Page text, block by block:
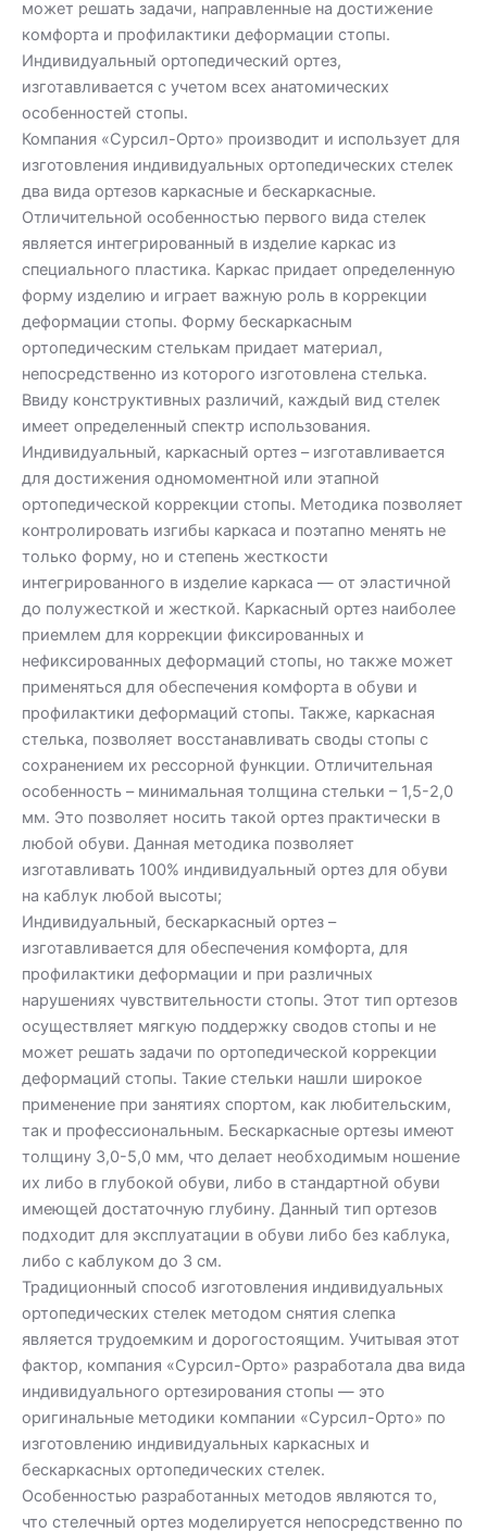
может решать задачи, направленные на достижение
комфорта и профилактики деформации стопы.
Индивидуальный ортопедический ортез,
изготавливается с учетом всех анатомических
особенностей стопы.
Компания «Сурсил-Орто» производит и использует для
изготовления индивидуальных ортопедических стелек
два вида ортезов каркасные и бескаркасные.
Отличительной особенностью первого вида стелек
является интегрированный в изделие каркас из
специального пластика. Каркас придает определенную
форму изделию и играет важную роль в коррекции
деформации стопы. Форму бескаркасным
ортопедическим стелькам придает материал,
непосредственно из которого изготовлена стелька.
Ввиду конструктивных различий, каждый вид стелек
имеет определенный спектр использования.
Индивидуальный, каркасный ортез – изготавливается
для достижения одномоментной или этапной
ортопедической коррекции стопы. Методика позволяет
контролировать изгибы каркаса и поэтапно менять не
только форму, но и степень жесткости
интегрированного в изделие каркаса — от эластичной
до полужесткой и жесткой. Каркасный ортез наиболее
приемлем для коррекции фиксированных и
нефиксированных деформаций стопы, но также может
применяться для обеспечения комфорта в обуви и
профилактики деформаций стопы. Также, каркасная
стелька, позволяет восстанавливать своды стопы с
сохранением их рессорной функции. Отличительная
особенность – минимальная толщина стельки – 1,5-2,0
мм. Это позволяет носить такой ортез практически в
любой обуви. Данная методика позволяет
изготавливать 100% индивидуальный ортез для обуви
на каблук любой высоты;
Индивидуальный, бескаркасный ортез –
изготавливается для обеспечения комфорта, для
профилактики деформации и при различных
нарушениях чувствительности стопы. Этот тип ортезов
осуществляет мягкую поддержку сводов стопы и не
может решать задачи по ортопедической коррекции
деформаций стопы. Такие стельки нашли широкое
применение при занятиях спортом, как любительским,
так и профессиональным. Бескаркасные ортезы имеют
толщину 3,0-5,0 мм, что делает необходимым ношение
их либо в глубокой обуви, либо в стандартной обуви
имеющей достаточную глубину. Данный тип ортезов
подходит для эксплуатации в обуви либо без каблука,
либо с каблуком до 3 см.
Традиционный способ изготовления индивидуальных
ортопедических стелек методом снятия слепка
является трудоемким и дорогостоящим. Учитывая этот
фактор, компания «Сурсил-Орто» разработала два вида
индивидуального ортезирования стопы — это
оригинальные методики компании «Сурсил-Орто» по
изготовлению индивидуальных каркасных и
бескаркасных ортопедических стелек.
Особенностью разработанных методов являются то,
что стелечный ортез моделируется непосредственно по